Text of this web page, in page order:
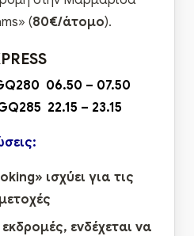
(80€/άτομο).
06.50 – 07.50
22.15 – 23.15
» ισχύει για τις
ενδέχεται να